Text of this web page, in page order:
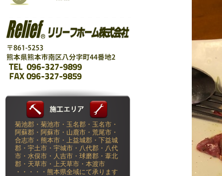
菊池郡・菊池市・玉名郡・玉名市・
阿蘇郡・阿蘇市・山鹿市・荒尾市・
合志市・熊本市・上益城郡・下益城
郡・宇土市・宇城市・八代郡・八代
市・水俣市・人吉市・球磨郡・葦北
郡・天草市・上天草市・本渡市
・・・・・熊本県全域にて承ります